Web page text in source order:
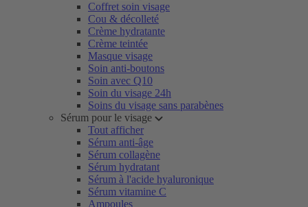
Coffret soin visage
Cou & décolleté
Crème hydratante
Crème teintée
Masque visage
Soin anti-boutons
Soin avec Q10
Soin du visage 24h
Soins du visage sans parabènes
Sérum pour le visage
Tout afficher
Sérum anti-âge
Sérum collagène
Sérum hydratant
Sérum à l'acide hyaluronique
Sérum vitamine C
Ampoules